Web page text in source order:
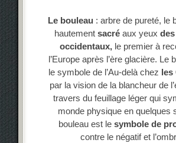
Le bouleau : arbre de pureté, le
hautementsacréaux yeux
occidentaux,le premier à
l’Europe après l’ère glacière. Le
le symbole de l’Au-delà chez les
par la vision de la blancheur de
travers du feuillage léger qui
monde physique en quelques
bouleau est le symbole de
contre le négatif et